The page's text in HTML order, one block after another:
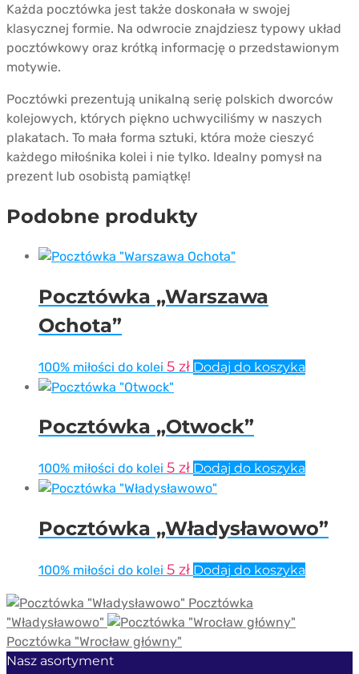
Każda pocztówka jest także doskonała w swojej
klasycznej formie. Na odwrocie znajdziesz typowy układ
pocztówkowy oraz krótką informację o przedstawionym
motywie.
Pocztówki prezentują unikalną serię polskich dworców
kolejowych, których piękno uchwyciliśmy w naszych
plakatach. To mała forma sztuki, która może cieszyć
każdego miłośnika kolei i nie tylko. Idealny pomysł na
prezent lub osobistą pamiątkę!
Podobne produkty
Pocztówka „Warszawa
Ochota”
100% miłości do kolei 5 zł Dodaj do koszyka
Pocztówka „Otwock”
100% miłości do kolei 5 zł Dodaj do koszyka
Pocztówka „Władysławowo”
100% miłości do kolei 5 zł Dodaj do koszyka
Pocztówka
"Władysławowo"
Pocztówka "Wrocław główny"
Nasz asortyment